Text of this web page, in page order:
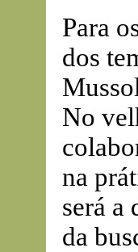
Para
dos
No
na
será a
da